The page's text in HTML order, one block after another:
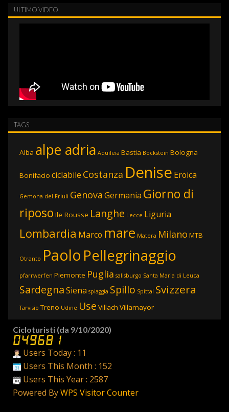
ULTIMO VIDEO
TAGS
Alba alpe adria Aquileia Bastia Bockstein Bologna
Bonifacio ciclabile Costanza Denise Eroica
Gemona del Friuli GenovaGermania Giorno di
riposo Ile Rousse Langhe Lecce Liguria
Lombardia Marco mare Matera Milano MTB
Otranto Paolo Pellegrinaggio
pfarrwerfen Piemonte Puglia salisburgo Santa Maria di Leuca
SardegnaSiena spiaggia Spillo Spittal Svizzera
Tarvisio Treno Udine Use Villach Villamayor
Cicloturisti (da 9/10/2020)
Users Today : 11
Users This Month : 152
Users This Year : 2587
Powered ByWPS Visitor Counter